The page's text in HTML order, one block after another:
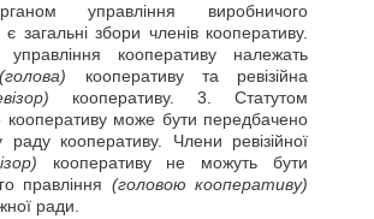
управління виробничого
є загальні збори членів кооперативу.
кооперативу належать
(голова) кооперативу та ревізійна
кооперативу. 3. Статутом
кооперативу може бути передбачено
раду кооперативу. Члени ревізійної
кооперативу не можуть бути
правління (головою кооперативу)
ради.